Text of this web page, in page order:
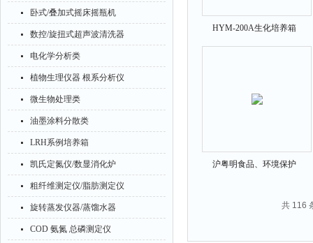
卧式/叠加式摇床摇瓶机
数控/旋扭式超声波清洗器
电化学分析类
植物生理仪器 根系分析仪
微生物处理类
油墨涂料分散类
LRH系例培养箱
凯氏定氮仪/数显消化炉
粗纤维测定仪/脂肪测定仪
旋转蒸发仪器/蒸馏水器
COD 氨氮 总磷测定仪
HYM-200A生化培养箱
45×45×100育种试验200L
沪粤明食品、环境保护
共 116